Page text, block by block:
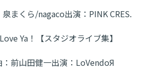
泉まくら/nagaco出演： PINK CRES.
Ya！
【スタジオライブ集】
前山田健一出演： LoVendoЯ